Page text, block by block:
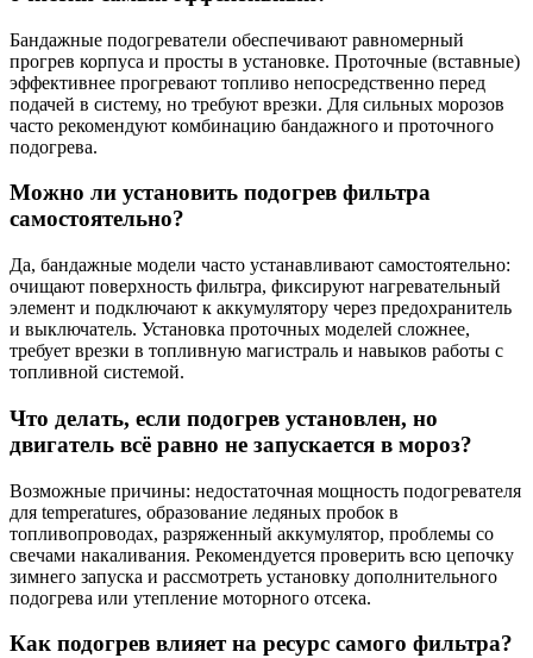
Бандажные подогреватели обеспечивают равномерный
прогрев корпуса и просты в установке. Проточные (вставные)
эффективнее прогревают топливо непосредственно перед
подачей в систему, но требуют врезки. Для сильных морозов
часто рекомендуют комбинацию бандажного и проточного
подогрева.
Можно ли установить подогрев фильтра
самостоятельно?
Да, бандажные модели часто устанавливают самостоятельно:
очищают поверхность фильтра, фиксируют нагревательный
элемент и подключают к аккумулятору через предохранитель
и выключатель. Установка проточных моделей сложнее,
требует врезки в топливную магистраль и навыков работы с
топливной системой.
Что делать, если подогрев установлен, но
двигатель всё равно не запускается в мороз?
Возможные причины: недостаточная мощность подогревателя
для temperatures, образование ледяных пробок в
топливопроводах, разряженный аккумулятор, проблемы со
свечами накаливания. Рекомендуется проверить всю цепочку
зимнего запуска и рассмотреть установку дополнительного
подогрева или утепление моторного отсека.
Как подогрев влияет на ресурс самого фильтра?